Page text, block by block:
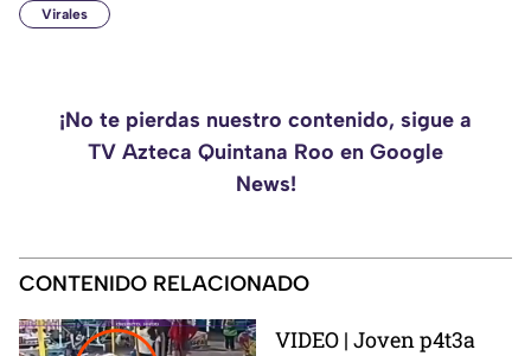
Virales
¡No te pierdas nuestro contenido, sigue a
TV Azteca Quintana Roo en Google
News!
CONTENIDO RELACIONADO
VIDEO | Joven p4t3a